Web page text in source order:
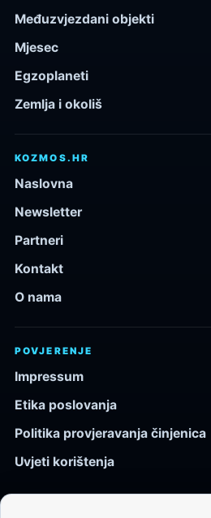
Međuzvjezdani objekti
Mjesec
Egzoplaneti
Zemlja i okoliš
KOZMOS.HR
Naslovna
Newsletter
Partneri
Kontakt
O nama
POVJERENJE
Impressum
Etika poslovanja
Politika provjeravanja činjenica
Uvjeti korištenja